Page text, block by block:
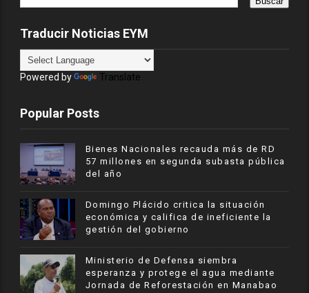
Traducir Noticias EYM
Powered by Translate
Popular Posts
Bienes Nacionales recauda más de RD
57 millones en segunda subasta pública
del año
​Domingo Plácido critica la situación
económica y califica de ineficiente la
gestión del gobierno
Ministerio de Defensa siembra
esperanza y protege el agua mediante
Jornada de Reforestación en Manabao